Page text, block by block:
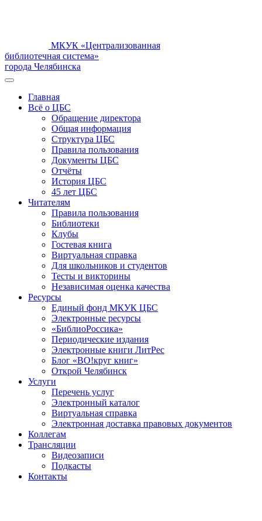
МКУК «Централизованная
библиотечная система»
города Челябинска
Главная
Всё о ЦБС
Обращение директора
Общая информация
Структура ЦБС
Правила пользования
Документы ЦБС
Отчёты
История ЦБС
45 лет ЦБС
Читателям
Правила пользования
Библиотеки
Клубы
Гостевая книга
Виртуальная справка
Для школьников и студентов
Тесты и викторины
Независимая оценка качества
Ресурсы
Единый фонд МКУК ЦБС
Электронные ресурсы
«БиблиоРоссика»
Периодические издания
Электронные книги ЛитРес
Блог «ВО!круг книг»
Открой Челябинск
Услуги
Перечень услуг
Электронный каталог
Виртуальная справка
Электронная доставка правовых документов
Коллегам
Трансляции
Видеозаписи
Подкасты
Контакты